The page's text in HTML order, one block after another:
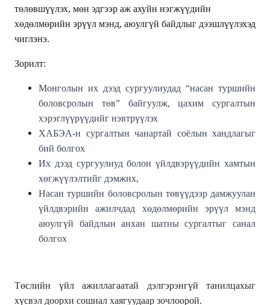
төлөвшүүлэх, мөн эдгээр аж ахуйн нэгжүүдийн
хөдөлмөрийн эрүүл мэнд, аюулгүй байдлыг дээшлүүлэхэд
чиглэнэ.
Зорилт:
Монголын их дээд сургуулиудад “насан туршийн
боловсролын төв” байгуулж, цахим сургалтын
хэрэглүүрүүдийг нэвтрүүлэх
ХАБЭА-н сургалтын чанартай соёлын хандлагыг
бий болгох
Их дээд сургуулиуд болон үйлдвэрүүдийн хамтын
хөгжүүлэлтийг дэмжих,
Насан туршийн боловсролын төвүүдээр дамжуулан
үйлдвэрийн ажилчдад хөдөлмөрийн эрүүл мэнд
аюулгүй байдлын анхан шатны сургалтыг санал
болгох
Төслийн үйл ажиллагаатай дэлгэрэнгүй танилцахыг
хүсвэл доорхи сошиал хаягуудаар зочлоорой.